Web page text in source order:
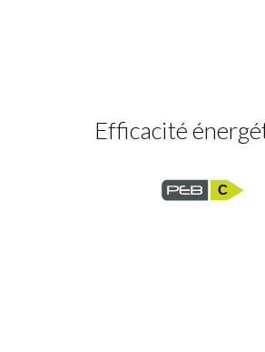
Efficacité
C